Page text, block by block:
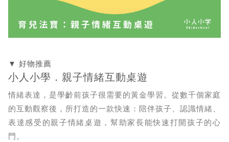
▼ 好物推薦
小人小學．親子情緒互動桌遊
情緒表達，是學齡前孩子很需要的黃金學習。從數千個家庭
的互動觀察後，所打造的一款快速：陪伴孩子、認識情緒、
表達感受的親子情緒桌遊，幫助家長能快速打開孩子的心
門。